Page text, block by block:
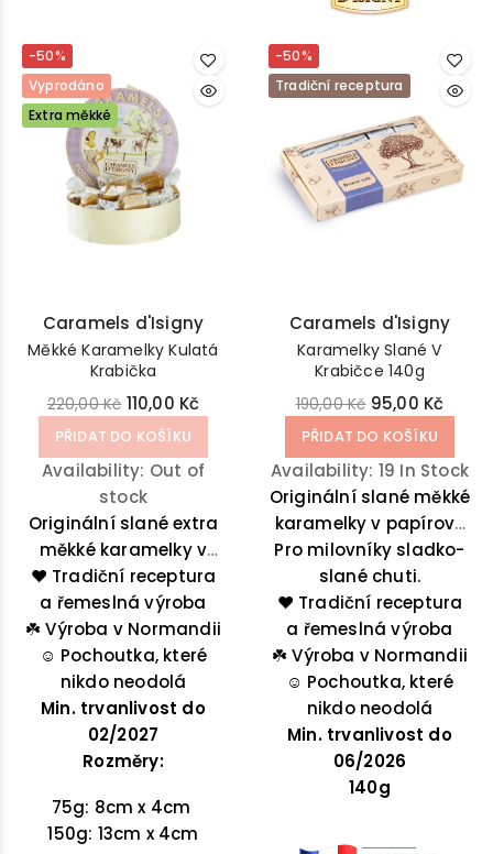
-50%
Vyprodáno
Extra měkké
Caramels d'Isigny
Měkké Karamelky Kulatá
Krabička
220,00 Kč 110,00 Kč
PŘIDAT DO KOŠÍKU
Availability: Out of
stock
Originální slané extra
měkké karamelky v
kulaté krabičce z
Normandie. Pro
milovníky sladko-
slané chuti.
❤️ Tradiční receptura
a řemeslná výroba
☘️ Výroba v Normandii
☺️ Pochoutka, které
nikdo neodolá
Min. trvanlivost do
02/2027
Rozměry:
75g: 8cm x 4cm
150g: 13cm x 4cm
-50%
Tradiční receptura
Caramels d'Isigny
Karamelky Slané V
Krabičce 140g
190,00 Kč 95,00 Kč
PŘIDAT DO KOŠÍKU
Availability: 19 In Stock
Originální slané měkké
karamelky v papírové
krabičce z Normandie.
Pro milovníky sladko-
slané chuti.
❤️ Tradiční receptura
a řemeslná výroba
☘️ Výroba v Normandii
☺️ Pochoutka, které
nikdo neodolá
Min. trvanlivost do
06/2026
140g